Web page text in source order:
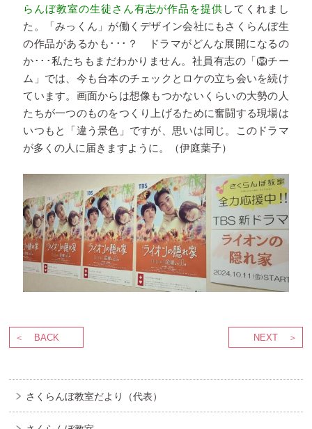
らんぼ教室の生徒さん有志が作品を提供 してくれまし
た。「みっくん」が働くデザイン会社にもさくらんぼ生
の作品があるかも･･･？ ドラマがどんな展開になるの
か･･･私たちもまだわかりません。社員有志の「🦁チー
ム」では、今も台本のチェックとロケの立ち会いを続け
ています。画面からは想像もつかないくらいの大勢の人
たちが一つのものをつくり上げるために奮闘する現場は
いつもと「違う景色」ですが、思いは同じ。このドラマ
が多くの人に届きますように。（伊庭葉子）
BACK NEXT
さくらんぼ教室だより（代表）